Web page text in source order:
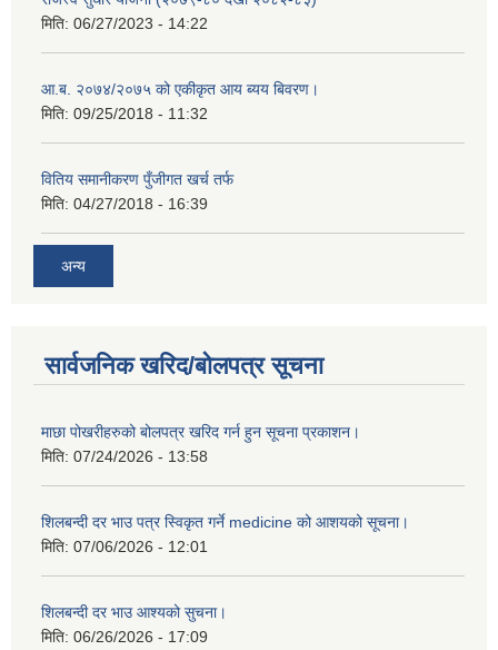
मिति: 06/27/2023 - 14:22
आ.ब. २०७४/२०७५ को एकीकृत आय ब्यय बिवरण।
मिति: 09/25/2018 - 11:32
वितिय समानीकरण पुँजीगत खर्च तर्फ
मिति: 04/27/2018 - 16:39
अन्य
सार्वजनिक खरिद/बोलपत्र सूचना
माछा पोखरीहरुको बोलपत्र खरिद गर्न हुन सूचना प्रकाशन।
मिति: 07/24/2026 - 13:58
शिलबन्दी दर भाउ पत्र स्विकृत गर्ने medicine को आशयको सूचना।
मिति: 07/06/2026 - 12:01
शिलबन्दी दर भाउ आश्यको सुचना।
मिति: 06/26/2026 - 17:09